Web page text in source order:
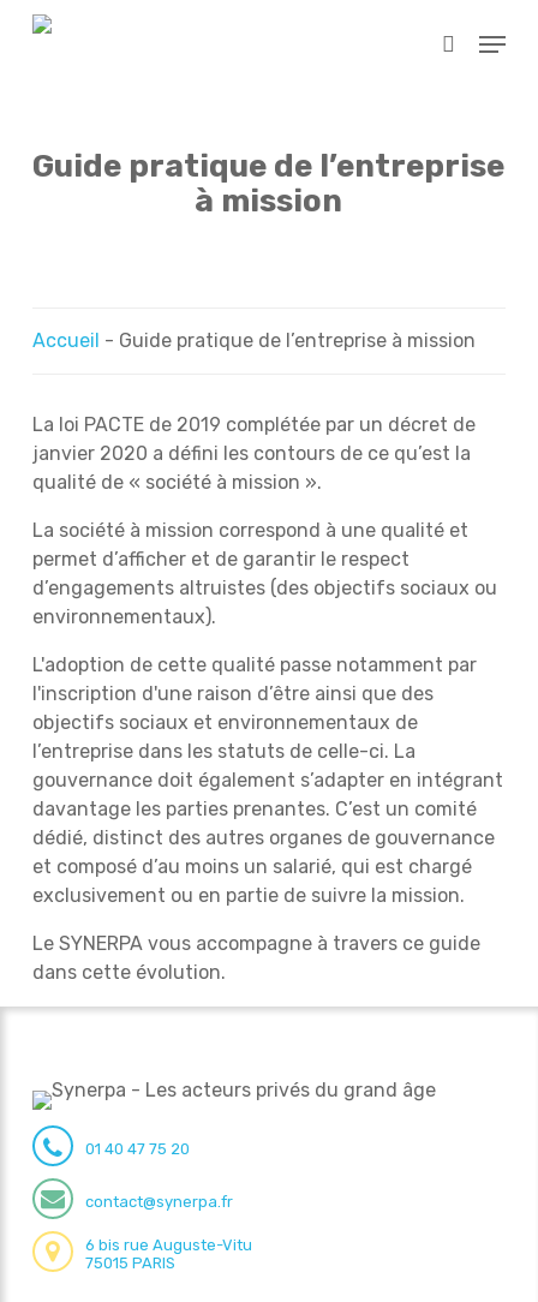
Skip
search
Menu
Guide pratique de l’entreprise
à mission
Accueil - Guide pratique de l’entreprise à mission
La loi PACTE de 2019 complétée par un décret de
janvier 2020 a défini les contours de ce qu’est la
qualité de « société à mission ».
La société à mission correspond à une qualité et
permet d’afficher et de garantir le respect
d’engagements altruistes (des objectifs sociaux ou
environnementaux).
L'adoption de cette qualité passe notamment par
l'inscription d'une raison d’être ainsi que des
objectifs sociaux et environnementaux de
l’entreprise dans les statuts de celle-ci. La
gouvernance doit également s’adapter en intégrant
davantage les parties prenantes. C’est un comité
dédié, distinct des autres organes de gouvernance
et composé d’au moins un salarié, qui est chargé
exclusivement ou en partie de suivre la mission.
Le SYNERPA vous accompagne à travers ce guide
dans cette évolution.
01 40 47 75 20
contact@synerpa.fr
6 bis rue Auguste-Vitu
75015 PARIS